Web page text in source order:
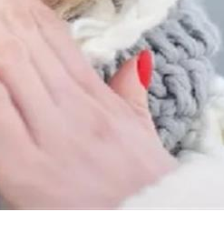
الإصابة بـ الربو؟
دراسات تكشف العلاقة